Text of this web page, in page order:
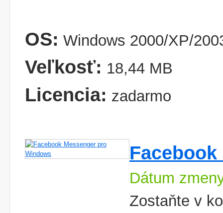
OS: Windows 2000/XP/
Veľkosť: 18,44 MB
Licencia: zadarmo
Dátum
Zostaňte v